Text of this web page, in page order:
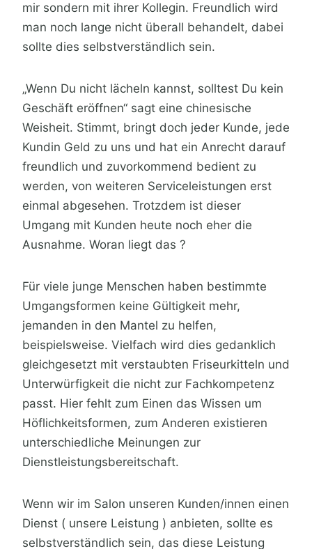
mir sondern mit ihrer Kollegin. Freundlich wird
man noch lange nicht überall behandelt, dabei
sollte dies selbstverständlich sein.
„Wenn Du nicht lächeln kannst, solltest Du kein
Geschäft eröffnen“ sagt eine chinesische
Weisheit. Stimmt, bringt doch jeder Kunde, jede
Kundin Geld zu uns und hat ein Anrecht darauf
freundlich und zuvorkommend bedient zu
werden, von weiteren Serviceleistungen erst
einmal abgesehen. Trotzdem ist dieser
Umgang mit Kunden heute noch eher die
Ausnahme. Woran liegt das ?
Für viele junge Menschen haben bestimmte
Umgangsformen keine Gültigkeit mehr,
jemanden in den Mantel zu helfen,
beispielsweise. Vielfach wird dies gedanklich
gleichgesetzt mit verstaubten Friseurkitteln und
Unterwürfigkeit die nicht zur Fachkompetenz
passt. Hier fehlt zum Einen das Wissen um
Höflichkeitsformen, zum Anderen existieren
unterschiedliche Meinungen zur
Dienstleistungsbereitschaft.
Wenn wir im Salon unseren Kunden/innen einen
Dienst ( unsere Leistung ) anbieten, sollte es
selbstverständlich sein, das diese Leistung